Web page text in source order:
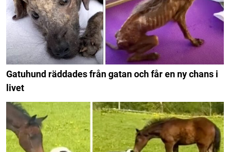
Gatuhund räddades från gatan och får en ny chans i
livet